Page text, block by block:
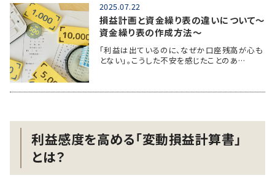
2025.07.22
損益計画と資金繰り表の違いについて～
資金繰り表の作成方法～
「利益は出ているのに、なぜか口座残高が心も
とない」。こうした不安を感じたことのあ…
利益感度を高める「変動損益計算書」
とは？